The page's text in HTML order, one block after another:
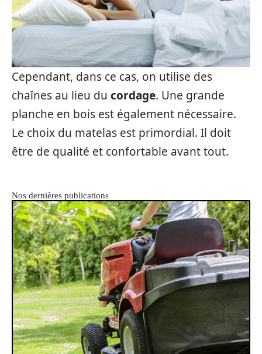
Cependant, dans ce cas, on utilise des
chaînes au lieu du cordage. Une grande
planche en bois est également nécessaire.
Le choix du matelas est primordial. Il doit
être de qualité et confortable avant tout.
Nos dernières publications